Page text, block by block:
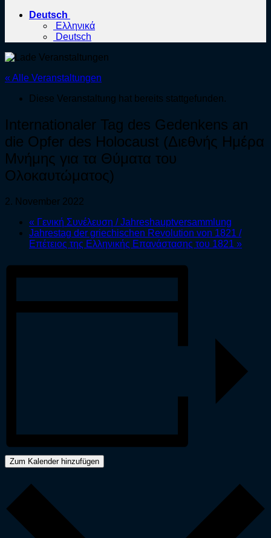
Deutsch
Ελληνικά
Deutsch
« Alle Veranstaltungen
Diese Veranstaltung hat bereits stattgefunden.
Internationaler Tag des Gedenkens an
die Opfer des Holocaust (Διεθνής Ημέρα
Μνήμης για τα Θύματα του
Ολοκαυτώματος)
2. November 2022
« Γενική Συνέλευση / Jahreshauptversammlung
Jahrestag der griechischen Revolution von 1821 /
Επέτειος της Ελληνικής Επανάστασης του 1821 »
Zum Kalender hinzufügen